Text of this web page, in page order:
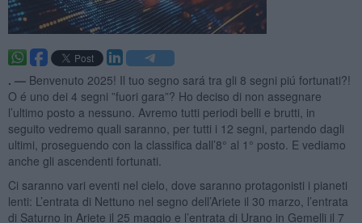
. — Benvenuto 2025! Il tuo segno sará tra gli 8 segni piú fortunati?!
O é uno dei 4 segni ”fuori gara”? Ho deciso di non assegnare
l’ultimo posto a nessuno. Avremo tutti periodi belli e brutti, in
seguito vedremo quali saranno, per tutti i 12 segni, partendo dagli
ultimi, proseguendo con la classifica dall’8° al 1° posto. E vediamo
anche gli ascendenti fortunati.
Ci saranno vari eventi nel cielo, dove saranno protagonisti i pianeti
lenti: L’entrata di Nettuno nel segno dell’Ariete il 30 marzo, l’entrata
di Saturno in Ariete il 25 maggio e l’entrata di Urano in Gemelli il 7